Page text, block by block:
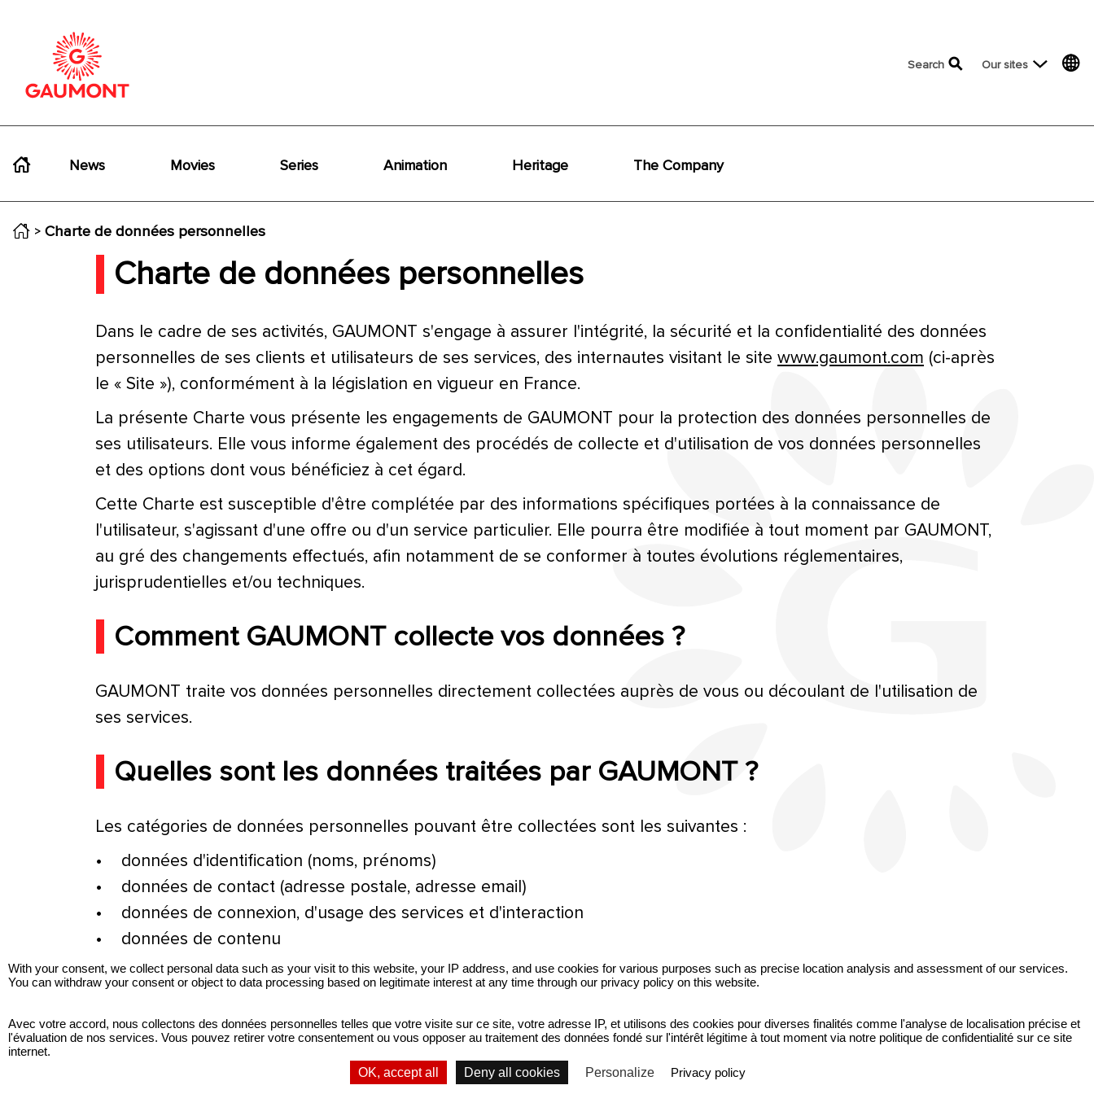
top menu
Search Our sites
News Movies Series Animation Heritage The Company
Charte de données personnelles
Charte de données personnelles
Dans le cadre de ses activités, GAUMONT s'engage à assurer l'intégrité, la sécurité et la confidentialité des données
personnelles de ses clients et utilisateurs de ses services, des internautes visitant le site www.gaumont.com (ci-après
le « Site »), conformément à la législation en vigueur en France.
La présente Charte vous présente les engagements de GAUMONT pour la protection des données personnelles de
ses utilisateurs. Elle vous informe également des procédés de collecte et d'utilisation de vos données personnelles
et des options dont vous bénéficiez à cet égard.
Cette Charte est susceptible d'être complétée par des informations spécifiques portées à la connaissance de
l'utilisateur, s'agissant d'une offre ou d'un service particulier. Elle pourra être modifiée à tout moment par GAUMONT,
au gré des changements effectués, afin notamment de se conformer à toutes évolutions réglementaires,
jurisprudentielles et/ou techniques.
Comment GAUMONT collecte vos données ?
GAUMONT traite vos données personnelles directement collectées auprès de vous ou découlant de l'utilisation de
ses services.
Quelles sont les données traitées par GAUMONT ?
Les catégories de données personnelles pouvant être collectées sont les suivantes :
• données d'identification (noms, prénoms)
• données de contact (adresse postale, adresse email)
• données de connexion, d'usage des services et d'interaction
• données de contenu
• données de localisation
Footer
About
Gaumont
Connect
Legal
information
Management
With your consent, we collect personal data such as your visit to this website, your IP address, and use cookies for various purposes such as precise location analysis and assessment of our services.
You can withdraw your consent or object to data processing based on legitimate interest at any time through our privacy policy on this website.
Avec votre accord, nous collectons des données personnelles telles que votre visite sur ce site, votre adresse IP, et utilisons des cookies pour diverses finalités comme l'analyse de localisation précise et
l'évaluation de nos services. Vous pouvez retirer votre consentement ou vous opposer au traitement des données fondé sur l'intérêt légitime à tout moment via notre politique de confidentialité sur ce site
internet.
OK, accept all
Deny all cookies Personalize Privacy policy